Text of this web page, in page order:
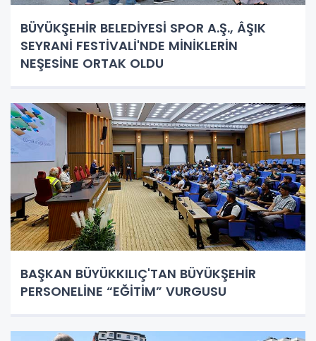
BÜYÜKŞEHİR BELEDİYESİ SPOR A.Ş., ÂŞIK
SEYRANİ FESTİVALİ'NDE MİNİKLERİN
NEŞESİNE ORTAK OLDU
BAŞKAN BÜYÜKKILIÇ'TAN BÜYÜKŞEHİR
PERSONELİNE “EĞİTİM” VURGUSU